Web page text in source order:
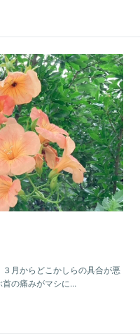
月からどこかしらの具合が悪
の痛みがマシに...